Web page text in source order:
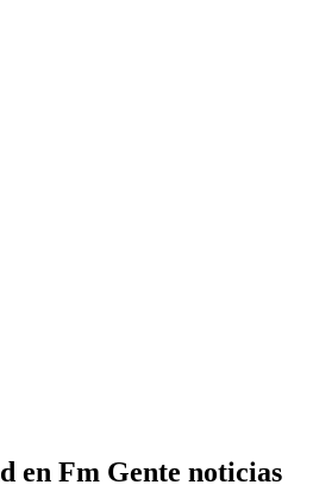
en Fm Gente noticias